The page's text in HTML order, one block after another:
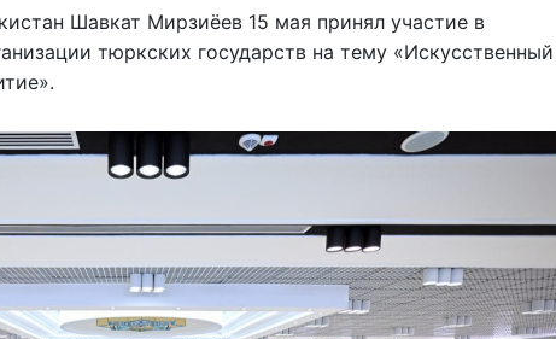
Шавкат Мирзиёев 15 мая принял участие в
тюркских государств на тему «Искусственный